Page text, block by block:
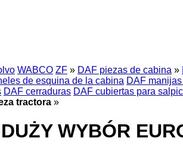
WABCO ZF » DAF piezas de cabina »
de esquina de la cabina DAF
DAF cerraduras DAF cubiertas para
tractora »
WYBÓR